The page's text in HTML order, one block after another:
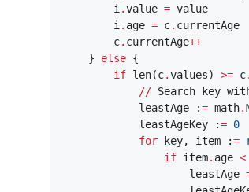
i.value = value
i. age = c. currentAge
c. currentAge++
}
else {
if len(c.values) >= c.
// Search key
leastAge
:= math.
leastAgeKey
:= 0
for
key, item :=
if item. age <
leastAge